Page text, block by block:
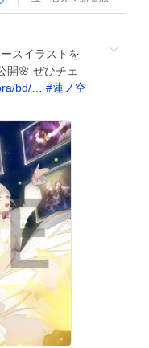
スイラストを
開🌸 ぜひチェ
bd/… #蓮ノ空